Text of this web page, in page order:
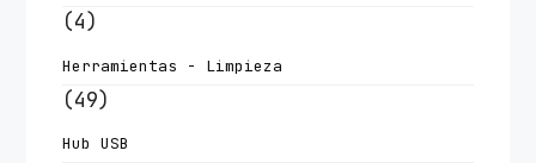
(4)
Herramientas - Limpieza
(49)
Hub USB